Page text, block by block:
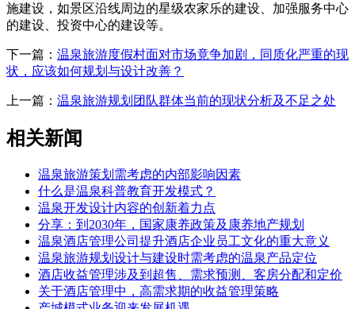
施建设，如景区沿线周边的星级农家乐的建设、加强服务中心
的建设、投资中心的建设等。
下一篇： 温泉旅游度假村面对市场竟争加剧，同质化严重的现
状，应该如何规划与设计改善？
上一篇： 温泉旅游规划团队群体当前的现状分析及不足之处
相关新闻
温泉旅游策划需考虑的内部影响因素
什么是温泉科普教育开发模式？
温泉开发设计内容的创新着力点
分享：到2030年，国家康养政策及康养地产规划
温泉酒店管理公司提升酒店企业员工文化的重大意义
温泉旅游规划设计与建设时需考虑的温泉产品定位
酒店收益管理涉及到超售、需求预测、客房分配和定价
关于酒店管理中，高需求期的收益管理策略